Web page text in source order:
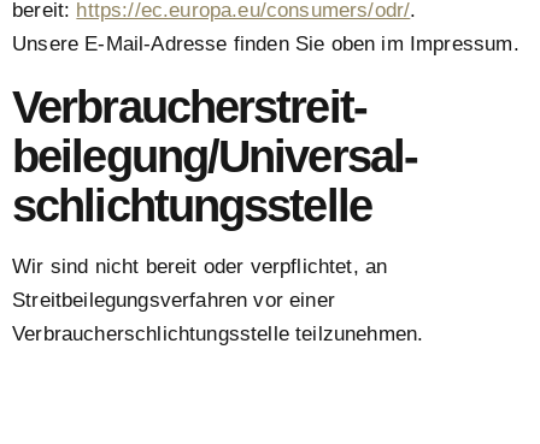
bereit: https://ec.europa.eu/consumers/odr/.
Unsere E-Mail-Adresse finden Sie oben im Impressum.
Verbraucher­streit­
beilegung/Universal­
schlichtungs­stelle
Wir sind nicht bereit oder verpflichtet, an
Streitbeilegungsverfahren vor einer
Verbraucherschlichtungsstelle teilzunehmen.